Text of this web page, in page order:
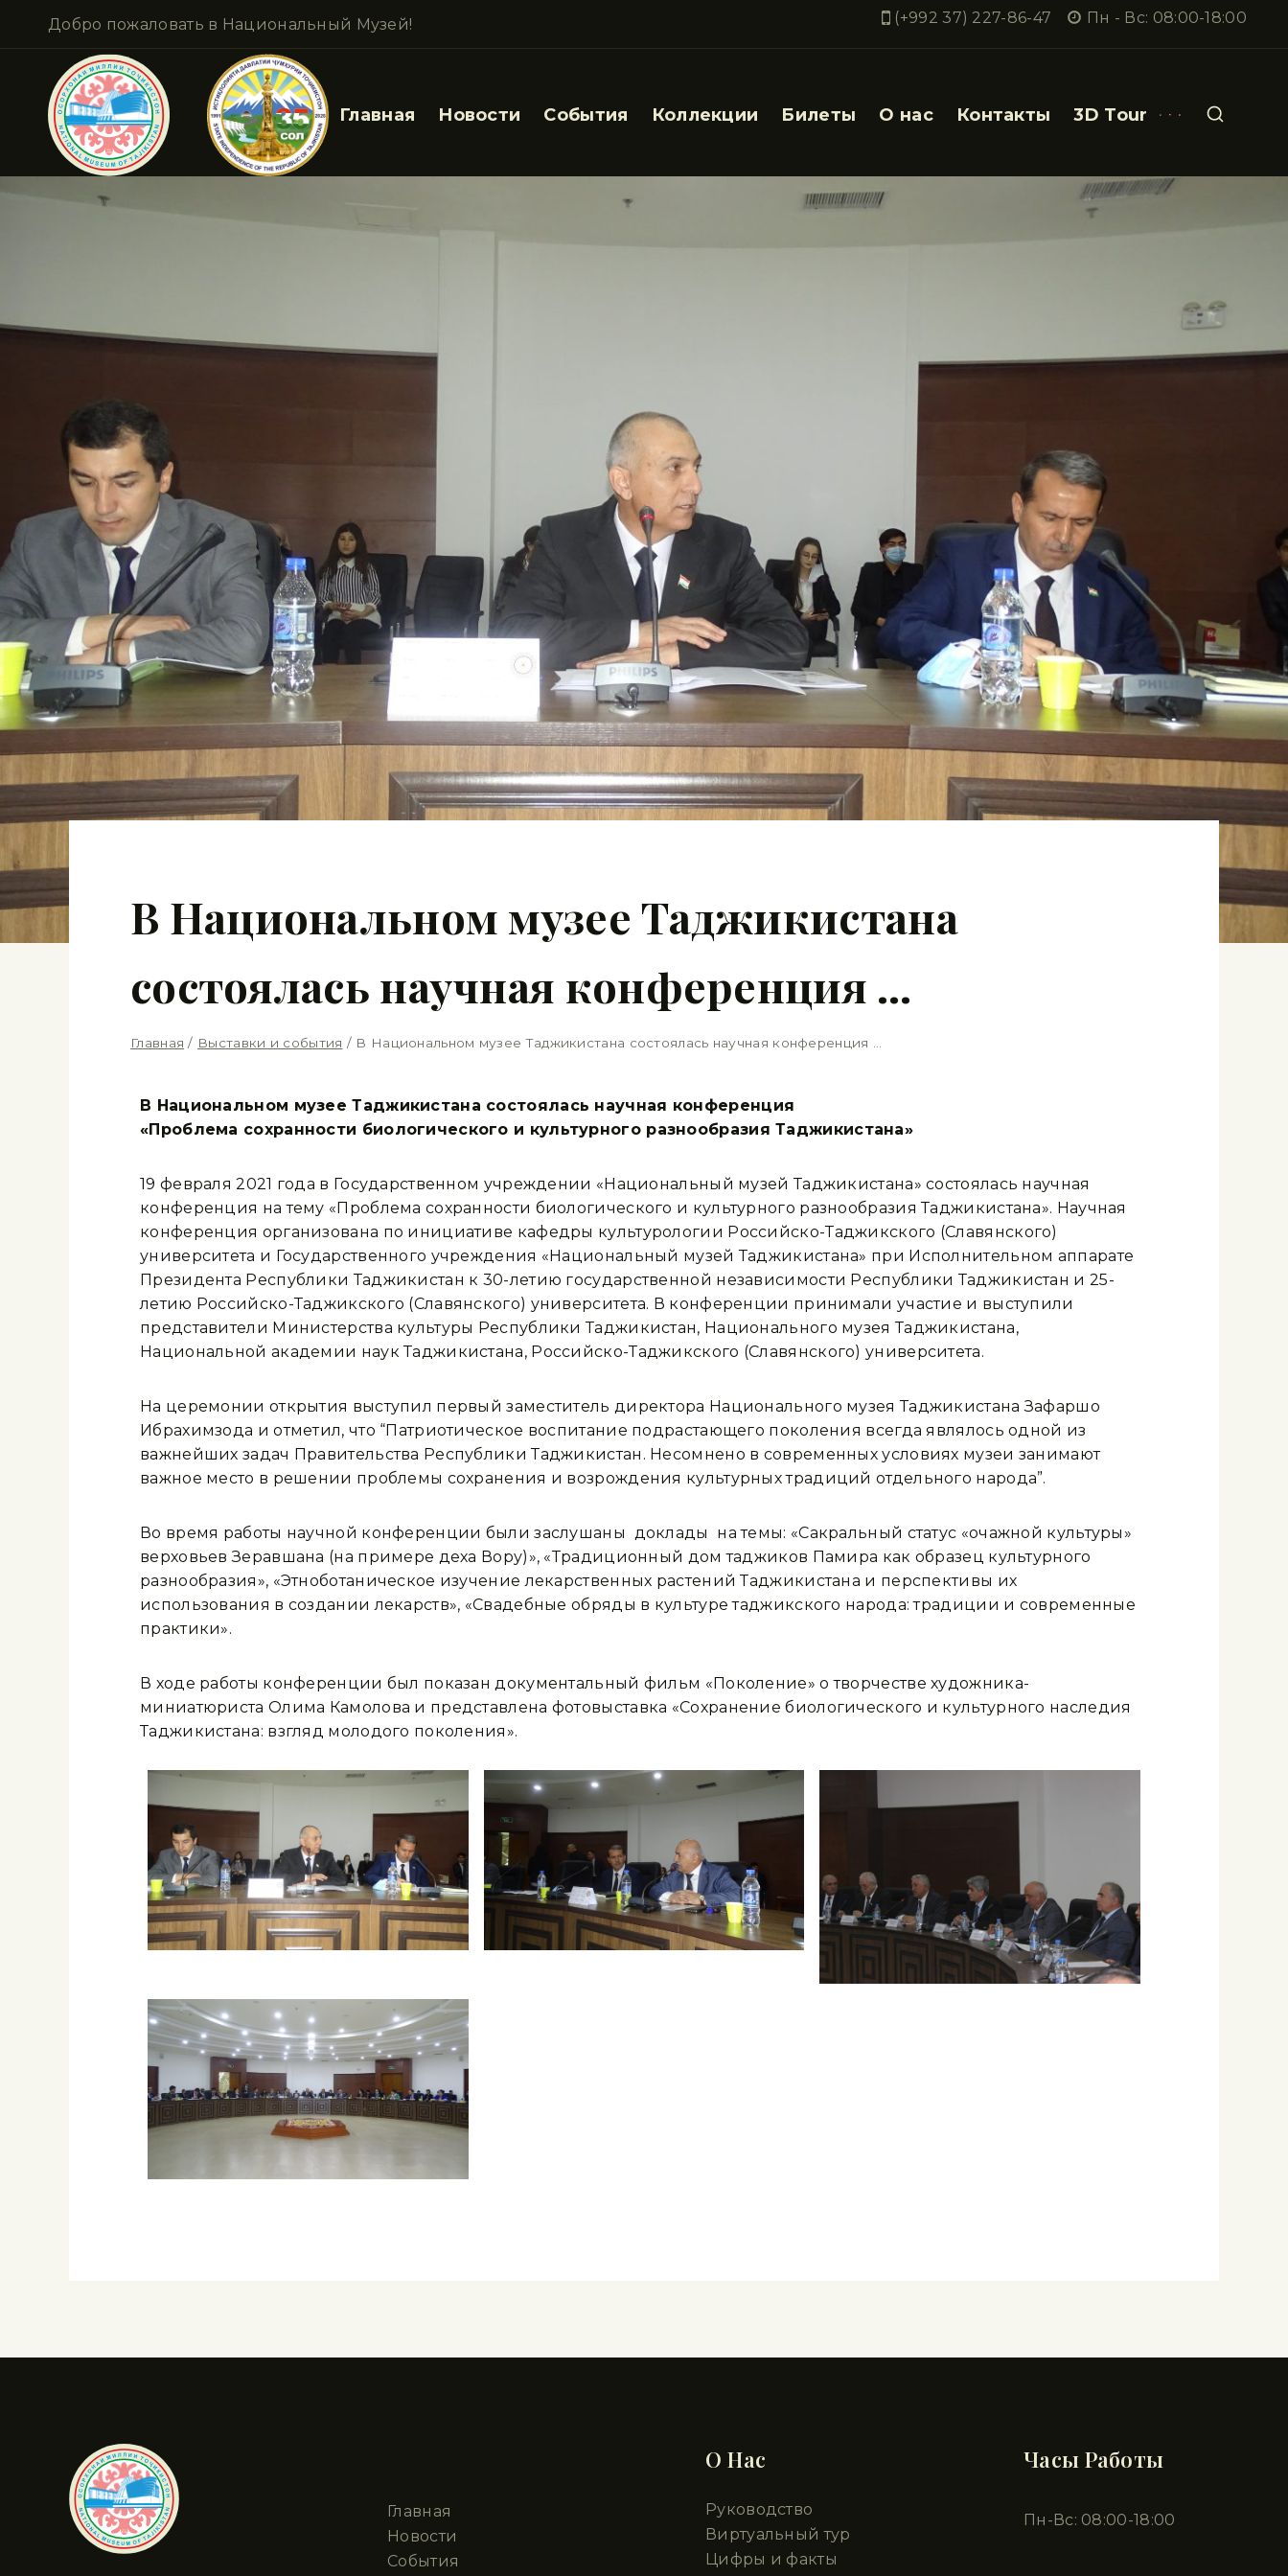
Добро пожаловать в Национальный Музей! (+992 37) 227-86-47 Пн - Вс: 08:00-18:00
Главная Новости События Коллекции Билеты О нас Контакты 3D Tour
В Национальном музее Таджикистана
состоялась научная конференция …
Главная / Выставки и события / В Национальном музее Таджикистана состоялась научная конференция …
В Национальном музее Таджикистана состоялась научная конференция
«Проблема сохранности биологического и культурного разнообразия Таджикистана»
19 февраля 2021 года в Государственном учреждении «Национальный музей Таджикистана» состоялась научная
конференция на тему «Проблема сохранности биологического и культурного разнообразия Таджикистана». Научная
конференция организована по инициативе кафедры культурологии Российско-Таджикского (Славянского)
университета и Государственного учреждения «Национальный музей Таджикистана» при Исполнительном аппарате
Президента Республики Таджикистан к 30-летию государственной независимости Республики Таджикистан и 25-
летию Российско-Таджикского (Славянского) университета. В конференции принимали участие и выступили
представители Министерства культуры Республики Таджикистан, Национального музея Таджикистана,
Национальной академии наук Таджикистана, Российско-Таджикского (Славянского) университета.
На церемонии открытия выступил первый заместитель директора Национального музея Таджикистана Зафаршо
Ибрахимзода и отметил, что “Патриотическое воспитание подрастающего поколения всегда являлось одной из
важнейших задач Правительства Республики Таджикистан. Несомнено в современных условиях музеи занимают
важное место в решении проблемы сохранения и возрождения культурных традиций отдельного народа”.
Во время работы научной конференции были заслушаны доклады на темы: «Сакральный статус «очажной культуры»
верховьев Зеравшана (на примере деха Вору)», «Традиционный дом таджиков Памира как образец культурного
разнообразия», «Этноботаническое изучение лекарственных растений Таджикистана и перспективы их
использования в создании лекарств», «Свадебные обряды в культуре таджикского народа: традиции и современные
практики».
В ходе работы конференции был показан документальный фильм «Поколение» о творчестве художника-
миниатюриста Олима Камолова и представлена фотовыставка «Сохранение биологического и культурного наследия
Таджикистана: взгляд молодого поколения».
Главная
Новости
События
О Нас
Руководство
Виртуальный тур
Цифры и факты
Часы Работы
Пн-Вс: 08:00-18:00